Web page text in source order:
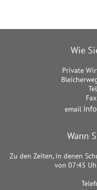
Wie
Private
email
Wann
Zu den Zeiten, in denen
von 07:45